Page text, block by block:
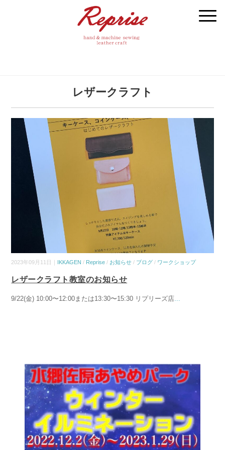
レザークラフト
2023年09月11日｜ IKKAGEN / Reprise / お知らせ / ブログ / ワークショップ
レザークラフト教室のお知らせ
9/22(金) 10:00〜12:00または13:30〜15:30 リプリーズ店